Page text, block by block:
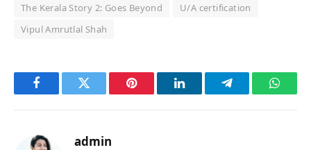
The Kerala Story 2: Goes Beyond
U/A certification
Vipul Amrutlal Shah
FacebookTwitter Pinterest LinkedInTelegram
admin